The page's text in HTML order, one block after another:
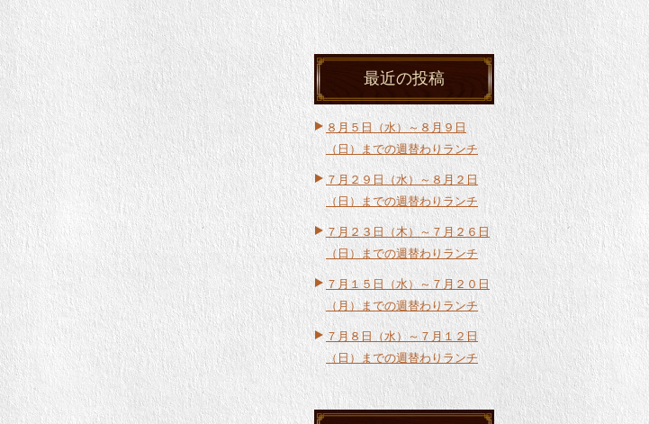
最近の投稿
８月５日（水）～８月９日
（日）までの週替わりランチ
７月２９日（水）～８月２日
（日）までの週替わりランチ
７月２３日（木）～７月２６日
（日）までの週替わりランチ
７月１５日（水）～７月２０日
（月）までの週替わりランチ
７月８日（水）～７月１２日
（日）までの週替わりランチ